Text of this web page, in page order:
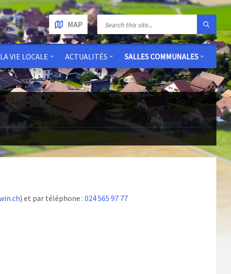
LA VIE LOCALE ACTUALITÉS SALLES COMMUNALES
MAP
) et par téléphone : 024 565 97 77